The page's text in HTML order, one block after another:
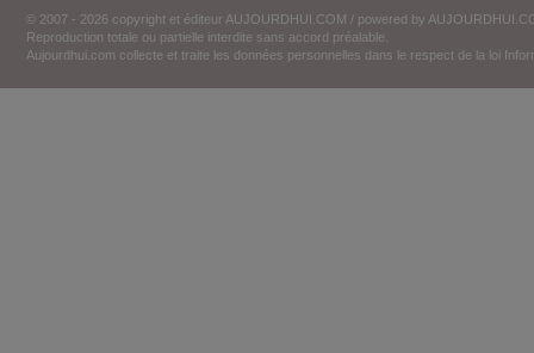
© 2007 - 2026 copyright et éditeur AUJOURDHUI.COM / powered by
Reproduction totale ou partielle interdite sans accord préalable.
Aujourdhui.com collecte et traite les données personnelles dans le respect de la loi